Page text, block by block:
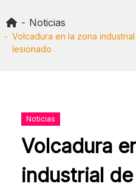
to
content
Noticias
Volcadura en la zona
lesionado
Noticias
Volcadura
industrial